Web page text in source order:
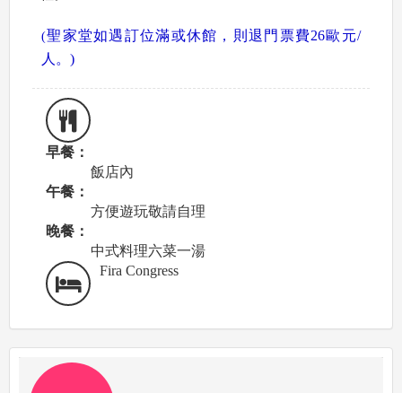
(聖家堂如遇訂位滿或休館，則退門票費26歐元/
人。)
早餐：
飯店內
午餐：
方便遊玩敬請自理
晚餐：
中式料理六菜一湯
Fira Congress